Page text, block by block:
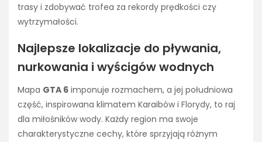
trasy i zdobywać trofea za rekordy prędkości czy
wytrzymałości.
Najlepsze lokalizacje do pływania,
nurkowania i wyścigów wodnych
Mapa GTA 6 imponuje rozmachem, a jej południowa
część, inspirowana klimatem Karaibów i Florydy, to raj
dla miłośników wody. Każdy region ma swoje
charakterystyczne cechy, które sprzyjają różnym